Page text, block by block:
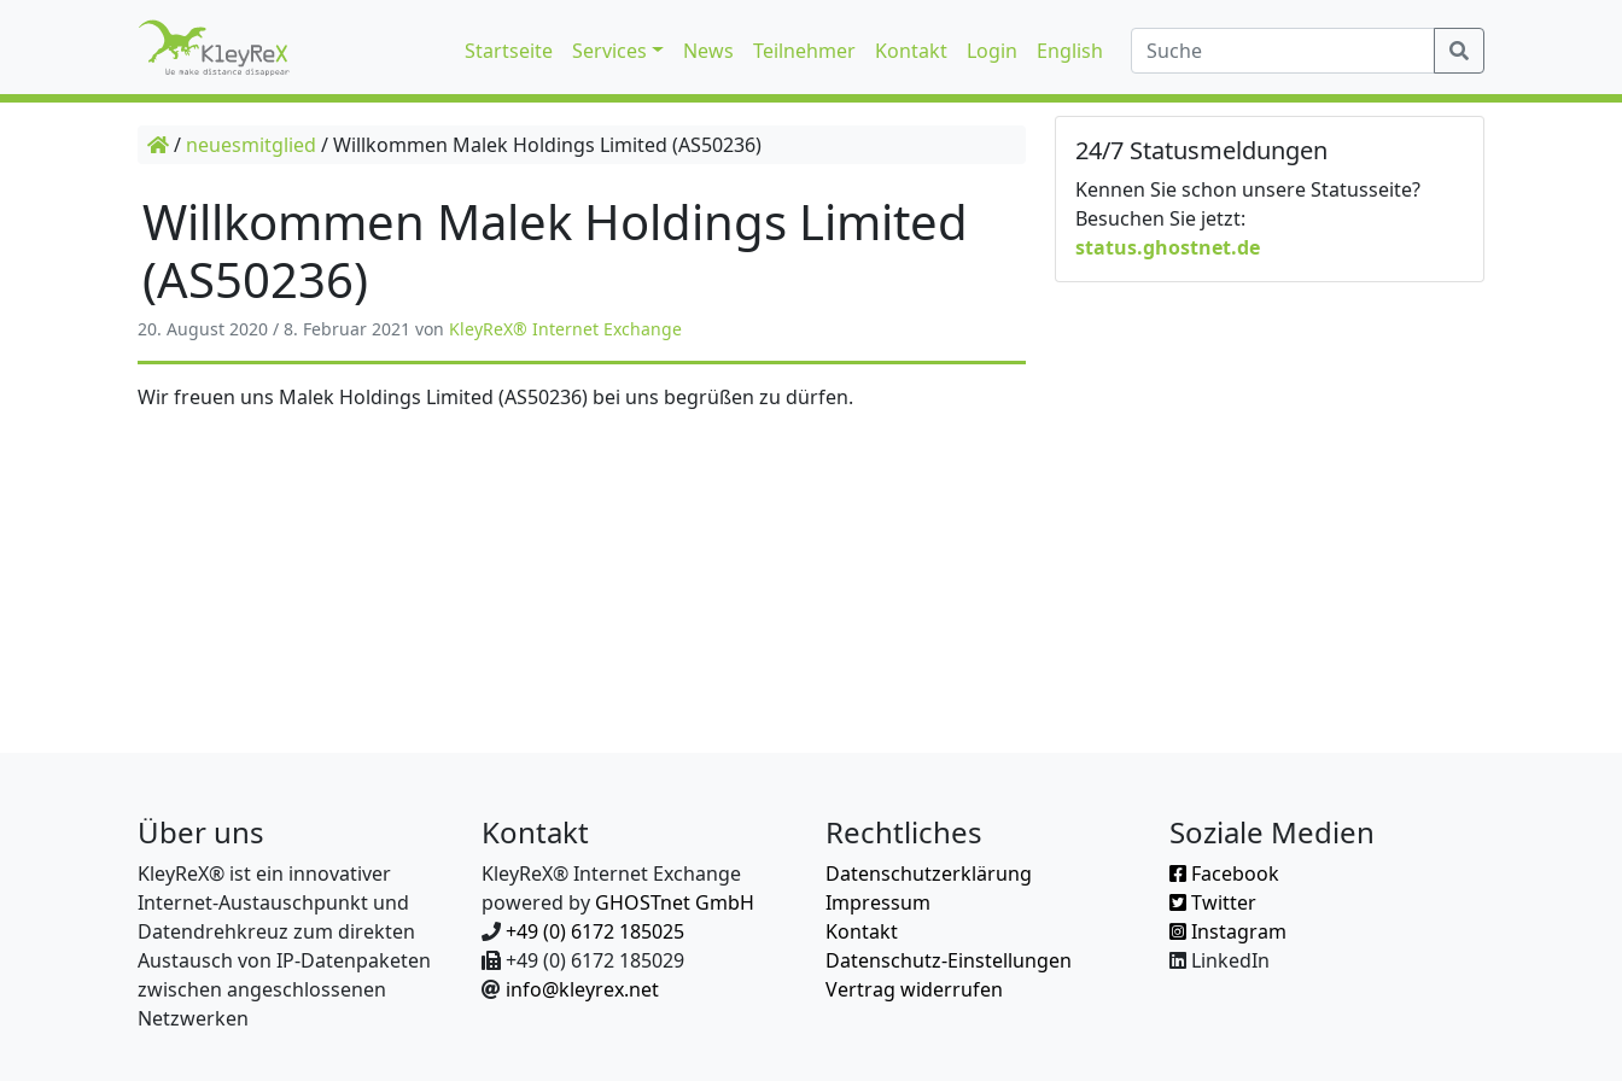
Startseite Services News Teilnehmer Kontakt Login English
/ neuesmitglied /Willkommen Malek Holdings Limited (AS50236)
Willkommen Malek Holdings Limited
(AS50236)
20. August 2020 / 8. Februar 2021 von KleyReX® Internet Exchange
Wir freuen uns Malek Holdings Limited (AS50236) bei uns begrüßen zu dürfen.
24/7 Statusmeldungen
Kennen Sie schon unsere Statusseite?
Besuchen Sie jetzt:
status.ghostnet.de
Über uns
KleyReX® ist ein innovativer
Internet-Austauschpunkt und
Datendrehkreuz zum direkten
Austausch von IP-Datenpaketen
zwischen angeschlossenen
Netzwerken
Kontakt
KleyReX® Internet Exchange
powered by GHOSTnet GmbH
+49 (0) 6172 185025
+49 (0) 6172 185029
info@kleyrex.net
Rechtliches
Datenschutzerklärung
Impressum
Kontakt
Datenschutz-Einstellungen
Vertrag widerrufen
Soziale Medien
Facebook
Twitter
Instagram
LinkedIn